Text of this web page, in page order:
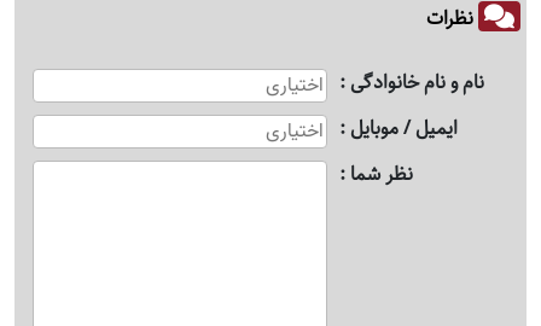
نظرات
نام و نام خانوادگی
ایمیل / موبایل
نظر شما